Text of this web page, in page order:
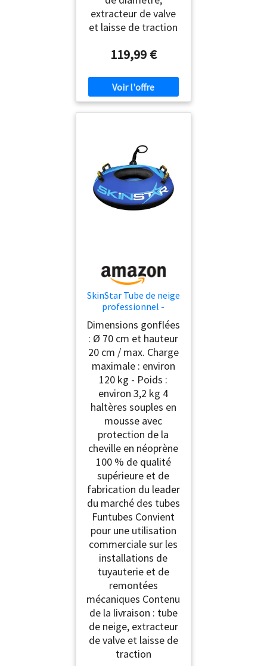
extracteur de valve
et laisse de traction
119,99 €
SkinStar Tube de neige
professionnel -
Diamètre : 70 cm - Bleu
Dimensions gonflées
: Ø 70 cm et hauteur
20 cm / max. Charge
maximale : environ
120 kg - Poids :
environ 3,2 kg 4
haltères souples en
mousse avec
protection de la
cheville en néoprène
100 % de qualité
supérieure et de
fabrication du leader
du marché des tubes
Funtubes Convient
pour une utilisation
commerciale sur les
installations de
tuyauterie et de
remontées
mécaniques Contenu
de la livraison : tube
de neige, extracteur
de valve et laisse de
traction